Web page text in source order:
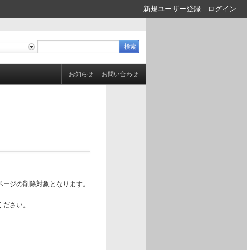
新規ユーザー登録 ログイン
お問い合わせ
お知らせ
ジの削除対象となります。
さい。